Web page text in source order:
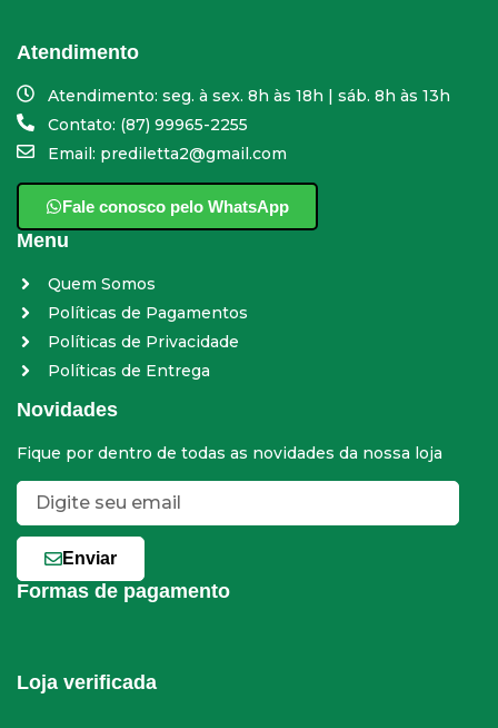
Atendimento
Atendimento: seg. à sex. 8h às 18h | sáb. 8h às 13h
Contato: (87) 99965-2255
Email: prediletta2@gmail.com
Fale conosco pelo WhatsApp
Menu
Quem Somos
Políticas de Pagamentos
Políticas de Privacidade
Políticas de Entrega
Novidades
Fique por dentro de todas as novidades da nossa loja
Enviar
Formas de pagamento
Loja verificada